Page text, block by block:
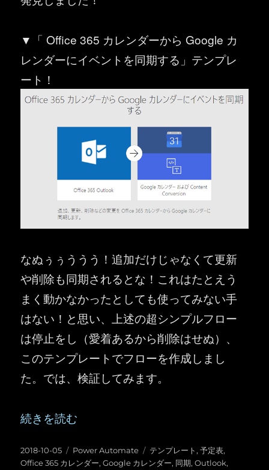
▼「 Office 365 カレンダーから Google カ
レンダーにイベントを同期する」テンプレ
ート！
なぬぅぅううう！追加だけじゃなくて更新
や削除も同期されるとな！これはたとえう
まく動かなかったとしても使ってみない手
はない！と思い、上述の超シンプルフロー
は停止をし（愛着あるから削除はせぬ）、
このテンプレートでフローを作成しまし
た。では、検証してみます。
“Microsoft Flow ：便利そうなテンプレート「
続きを読む
投
稿
2018-10-05
カ
テ
Power Automate
タ
グ
テンプレート ,予定表,
Office 365 カレンダー,Google カレンダー, 同期,Outlook,